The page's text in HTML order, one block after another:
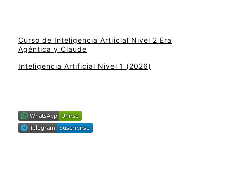
Curso de Inteligencia Artiicial Nivel 2 Era
Agéntica y Claude
Inteligencia Artificial Nivel 1 (2026)